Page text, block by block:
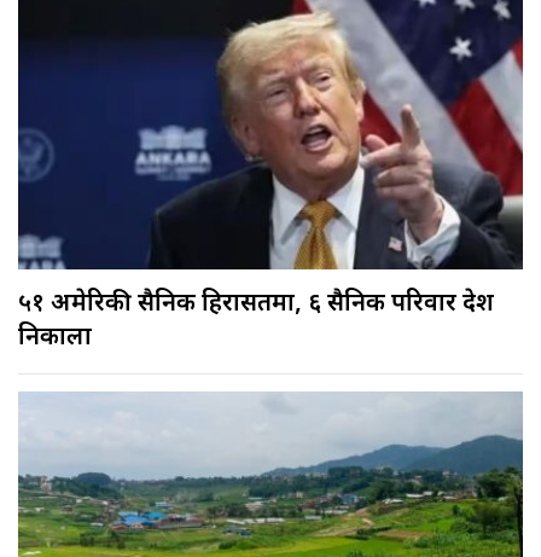
५१ अमेरिकी सैनिक हिरासतमा, ६ सैनिक परिवार देश
निकाला